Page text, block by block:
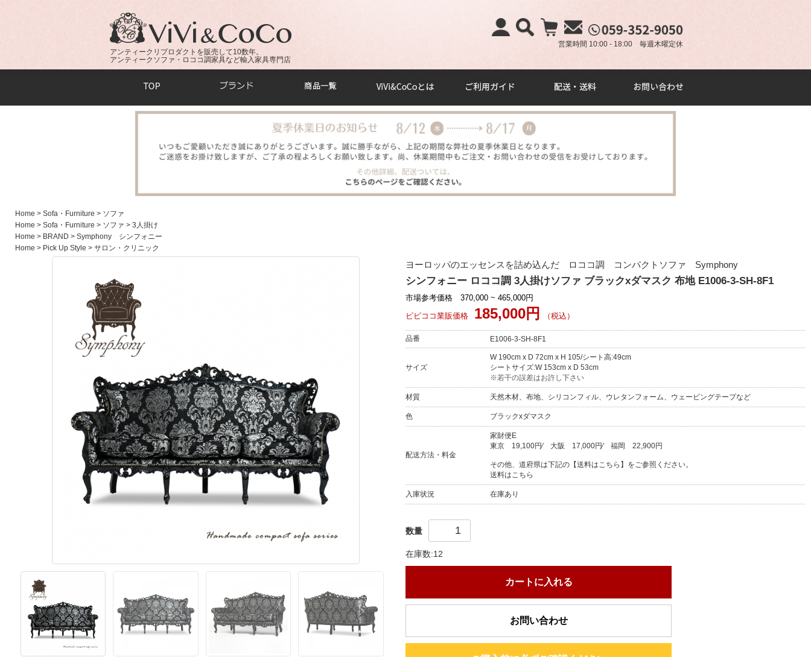
アンティークリプロダクトを販売して10数年。
アンティークソファ・ロココ調家具など輸入家具専門店
営業時間 10:00 - 18:00 毎週木曜定休
Home > Sofa・Furniture > ソファ
Home > Sofa・Furniture > ソファ > 3人掛け
Home > BRAND > Symphony シンフォニー
Home > Pick Up Style > サロン・クリニック
ヨーロッパのエッセンスを詰め込んだ ロココ調 コンパクトソファ Symphony
シンフォニー ロココ調 3人掛けソファ ブラックxダマスク 布地 E1006-3-SH-8F1
市場参考価格 370,000 ~ 465,000円
ビビココ業販価格
185,000円 （税込）
品番 E1006-3-SH-8F1
サイズ
W 190cm x D 72cm x H 105/シート高:49cm
シートサイズ:W 153cm x D 53cm
※若干の誤差はお許し下さい
材質 天然木材、布地、シリコンフィル、ウレタンフォーム、ウェービングテープなど
色 ブラックxダマスク
配送方法・料金
家財便E
東京
19,100円⁄ 大阪 17,000円⁄ 福岡 22,900円
その他、道府県は下記の【送料はこちら】をご参照ください。
送料はこちら
入庫状況 在庫あり
数量
在庫数:12
カートに入れる
お問い合わせ
×